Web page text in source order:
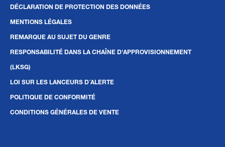
DÉCLARATION DE PROTECTION DES DONNÉES
MENTIONS LÉGALES
REMARQUE AU SUJET DU GENRE
RESPONSABILITÉ DANS LA CHAÎNE D'APPROVISIONNEMENT
(LKSG)
LOI SUR LES LANCEURS D´ALERTE
POLITIQUE DE CONFORMITÉ
CONDITIONS GÉNÉRALES DE VENTE